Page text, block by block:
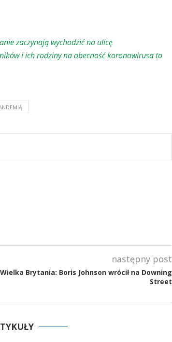
zaczynają wychodzić na ulicę
i ich rodziny na obecność koronawirusa to
następny post
Wielka Brytania: Boris Johnson wrócił na Downing
Street